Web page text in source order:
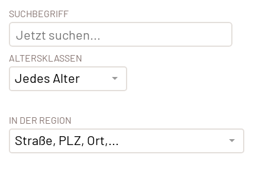
SUCHBEGRIFF
ALTERSKLASSEN
Jedes Alter
IN DER REGION
Straße, PLZ, Ort,...